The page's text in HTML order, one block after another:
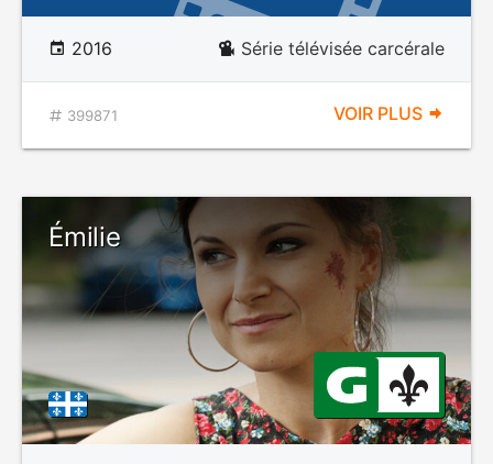
2016 Série télévisée carcérale
399871 VOIR PLUS
Émilie